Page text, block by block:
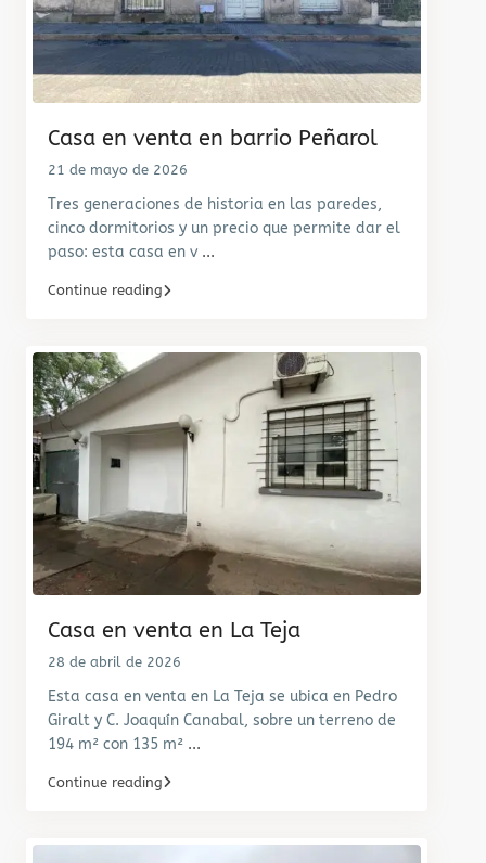
Casa en venta en barrio Peñarol
21 de mayo de 2026
Tres generaciones de historia en las paredes,
cinco dormitorios y un precio que permite dar el
paso: esta casa en v ...
Continue reading
Casa en venta en La Teja
28 de abril de 2026
Esta casa en venta en La Teja se ubica en Pedro
Giralt y C. Joaquín Canabal, sobre un terreno de
194 m² con 135 m² ...
Continue reading